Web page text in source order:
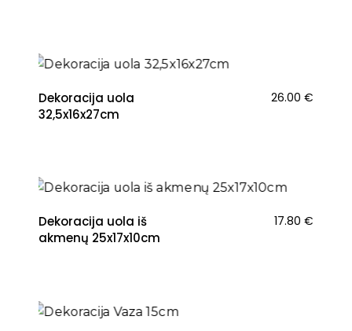
Dekoracija uola
32,5x16x27cm
26.00 €
Dekoracija uola iš
akmenų 25x17x10cm
17.80 €